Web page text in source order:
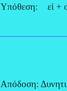
Υπόθεση: εἰ +
Απόδοση: